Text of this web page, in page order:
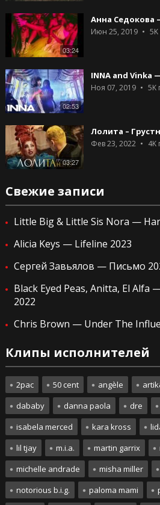
03:24
Анна Седокова
Июн 25, 2019 5K
02:53
INNA and Vinka
Ноя 07, 2019 5K
03:27
Лолита –
Фев 23, 2022 4K
Свежие записи
Little Big & Little Sis Nora —
Alicia Keys — Lifeline 2023
Сергей Завьялов — Письмо
Black Eyed Peas, Anitta, El Alfa
2022
Chris Brown — Under The
Клипы исполнителей
2pac 50 cent angèle
dababy
danna paola dre
isabela merced
kara kross
lil tjay
m.i.a. martin garrix
michelle andrade
misha miller
notorious b.i.g.
paloma mami